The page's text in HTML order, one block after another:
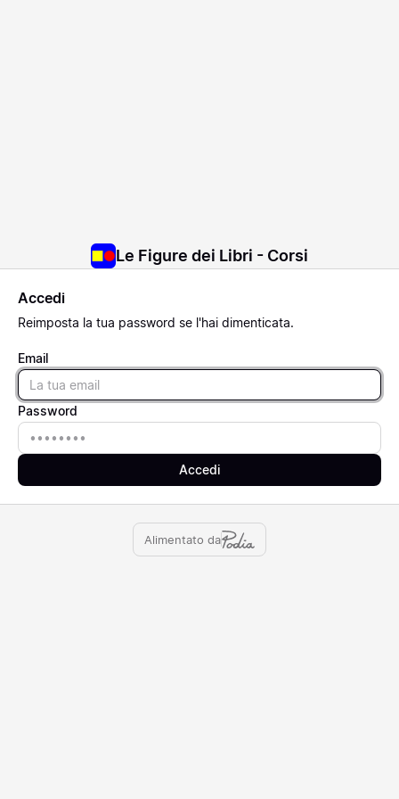
Le Figure dei Libri - Corsi
Accedi
Reimposta la tua password se l'hai dimenticata.
Email
Email
Password
Password
Accedi
Alimentato da